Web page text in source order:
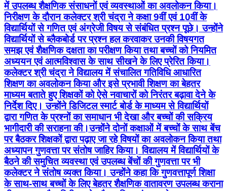
में उपलब्ध शैक्षणिक संसाधनों एवं व्यवस्थाओं का अवलोकन किया।
निरीक्षण के दौरान कलेक्टर श्री चंद्रा ने कक्षा 9वीं एवं 10वीं के
विद्यार्थियों से गणित एवं अंग्रेजी विषय से संबंधित प्रश्न पूछे। उन्होंने
विद्यार्थियों से ब्लैकबोर्ड पर प्रश्न हल करवाकर उनकी विषयगत
समझ एवं शैक्षणिक दक्षता का परीक्षण किया तथा बच्चों को नियमित
अध्ययन एवं आत्मविश्वास के साथ सीखने के लिए प्रेरित किया।
कलेक्टर श्री चंद्रा ने विद्यालय में संचालित गतिविधि आधारित
शिक्षण का अवलोकन किया और इसे प्रभावी शिक्षण का बेहतर
माध्यम बताते हुए शिक्षकों को ऐसे नवाचारों को निरंतर बढ़ावा देने के
निर्देश दिए। उन्होंने डिजिटल स्मार्ट बोर्ड के माध्यम से विद्यार्थियों
द्वारा गणित के प्रश्नों का समाधान भी देखा और बच्चों की सक्रिय
भागीदारी की सराहना की।उन्होंने दोनों कक्षाओं में बच्चों के साथ बेंच
पर बैठकर शिक्षकों द्वारा पढ़ाए जा रहे विषयों का अवलोकन किया तथा
अध्यापन गुणवत्ता पर संतोष जाहिर किया। विद्यालय में विद्यार्थियों के
बैठने की समुचित व्यवस्था एवं उपलब्ध बेंचों की गुणवत्ता पर भी
कलेक्टर ने संतोष व्यक्त किया। उन्होंने कहा कि गुणवत्तापूर्ण शिक्षा
के साथ-साथ बच्चों के लिए बेहतर शैक्षणिक वातावरण उपलब्ध कराना